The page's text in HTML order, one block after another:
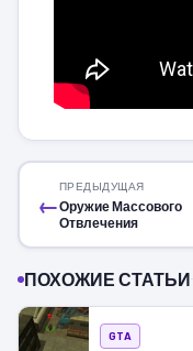
←
ПРЕДЫДУЩАЯ
Оружие Массового
Отвлечения
ПОХОЖИЕ СТАТЬИ
GTA